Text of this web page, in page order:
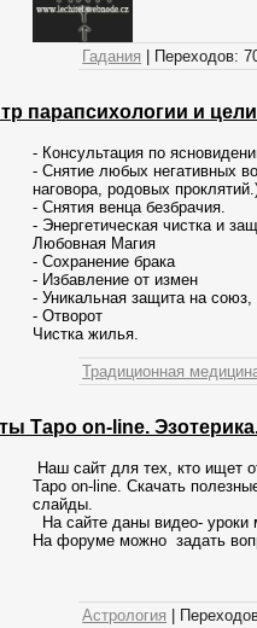
Гадания Переходов:
парапсихологии и
- Консультация по
- Снятие любых негативных
наговора, родовых
- Снятия венца безбрачия.
- Энергетическая чистка и
Любовная Магия
- Сохранение брака
- Избавление от измен
- Уникальная защита на союз,
- Отворот
Чистка жилья.
Традиционная
Таро on-line.
Наш сайт для тех, кто ищет
Таро on-line. Скачать
слайды.
На сайте даны видео- уроки
На форуме можно задать
Астрология